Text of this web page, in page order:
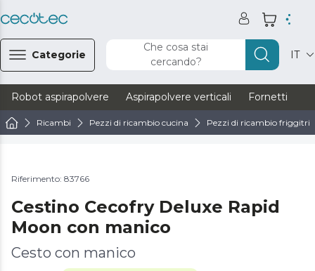
Categorie
Che cosa stai
cercando?
IT
Robot aspirapolvere Aspirapolvere verticali Fornetti
Ricambi Pezzi di ricambio cucina Pezzi di ricambio
Riferimento: 83766
Cestino Cecofry Deluxe Rapid
Moon con manico
Cesto con manico